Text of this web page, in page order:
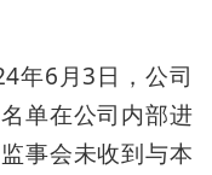
年6月3日，公司
单在公司内部进
事会未收到与本